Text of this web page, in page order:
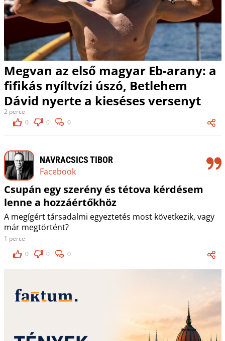
Megvan az első magyar Eb-arany: a
fifikás nyíltvízi úszó, Betlehem
Dávid nyerte a kieséses versenyt
2 perce
0
0 0
NAVRACSICS TIBOR
Facebook
Csupán egy szerény és tétova kérdésem
lenne a hozzáértőkhöz
A megígért társadalmi egyeztetés most következik, vagy
már megtörtént?
1 perce
0
0 0